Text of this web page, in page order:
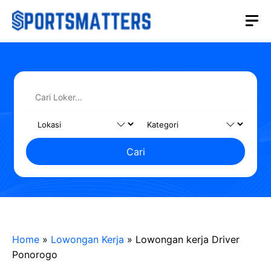
Langsung
Cari
Home » Lowongan Kerja » Lowongan kerja Driver
Ponorogo